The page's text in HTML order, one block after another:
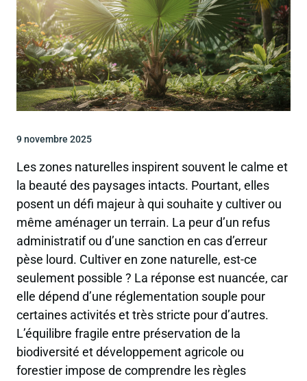
9 novembre 2025
Les zones naturelles inspirent souvent le calme et
la beauté des paysages intacts. Pourtant, elles
posent un défi majeur à qui souhaite y cultiver ou
même aménager un terrain. La peur d’un refus
administratif ou d’une sanction en cas d’erreur
pèse lourd. Cultiver en zone naturelle, est-ce
seulement possible ? La réponse est nuancée, car
elle dépend d’une réglementation souple pour
certaines activités et très stricte pour d’autres.
L’équilibre fragile entre préservation de la
biodiversité et développement agricole ou
forestier impose de comprendre les règles